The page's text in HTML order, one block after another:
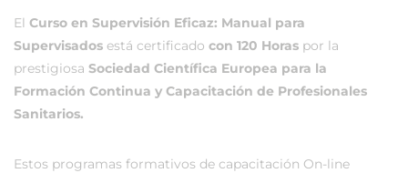
El Curso en Supervisión Eficaz: Manual para
Supervisados está certificado con 120 Horas por la
prestigiosa Sociedad Científica Europea para la
Formación Continua y Capacitación de Profesionales
Sanitarios.
Estos programas formativos de capacitación On-line